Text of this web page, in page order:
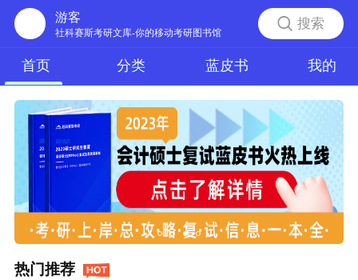
游客
社科赛斯考研文库-你的移动考研图书馆
搜索
首页 分类 蓝皮书 我的
热门推荐